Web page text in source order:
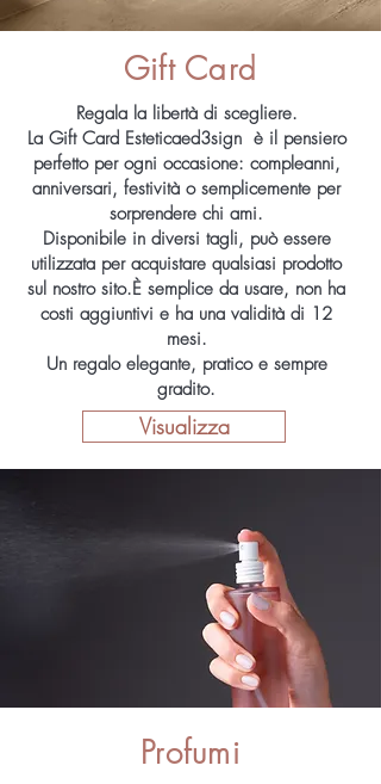
Gift Card
Regala la libertà di scegliere.
La Gift Card Esteticaed3sign è il pensiero
perfetto per ogni occasione: compleanni,
anniversari, festività o semplicemente per
sorprendere chi ami.
Disponibile in diversi tagli, può essere
utilizzata per acquistare qualsiasi prodotto
sul nostro sito.È semplice da usare, non ha
costi aggiuntivi e ha una validità di 12
mesi.
Un regalo elegante, pratico e sempre
gradito.
Visualizza
Profumi